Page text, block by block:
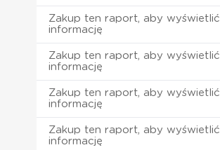
Zakup ten raport, aby wyświetlić
informację
Zakup ten raport, aby wyświetlić
informację
Zakup ten raport, aby wyświetlić
informację
Zakup ten raport, aby wyświetlić
informację